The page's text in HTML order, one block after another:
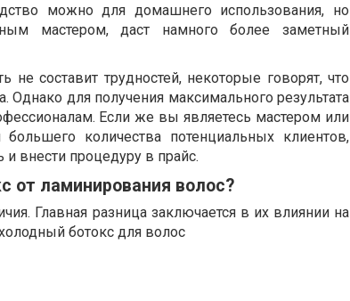
можно для домашнего использования, но
мастером, даст намного более заметный
составит трудностей, некоторые говорят, что
Однако для получения максимального результата
Если же вы являетесь мастером или
количества потенциальных клиентов,
внести процедуру в прайс.
от ламинирования волос?
Главная разница заключается в их влиянии на